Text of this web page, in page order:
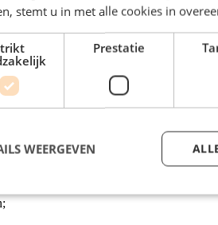
tot 16:00 uur in de dagdienst;
stemt u in met alle cookies in
Prestatie
WEERGEVEN